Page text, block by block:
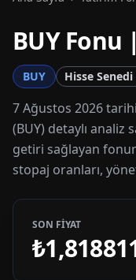
BUYFonu
BUY Hisse
7 Ağustos 2026 tarihi
(BUY) detaylı analiz
getiri sağlayan
stopaj oranları,
SON FİYAT